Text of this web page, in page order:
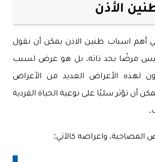
الأذن
أهم اسباب طنين الاذن يمكن أن نقول
ليس مرضًا بحد ذاته، بل هو عرض لسبب
لهذه الأعراض العديد من الأعراض
أن تؤثر سلبًا على نوعية الحياة الفردية
واعراضه كالآتي: